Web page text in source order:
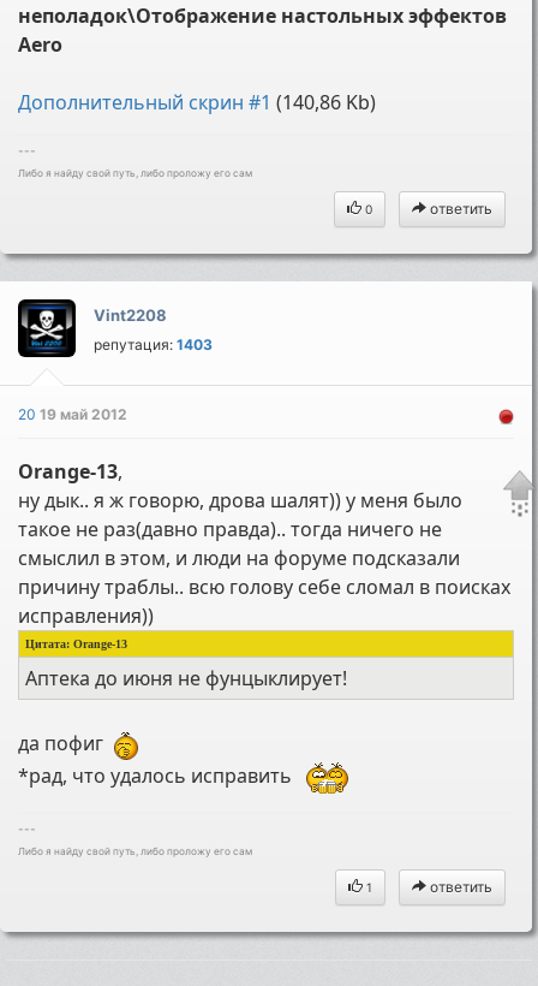
неполадок\Отображение настольных эффектов
Aero
Дополнительный скрин #1 (140,86 Kb)
---
Либо я найду свой путь, либо проложу его сам
0 ответить
Vint2208
репутация:1403
2019 май 2012
Orange-13,
ну дык.. я ж говорю, дрова шалят)) у меня было
такое не раз(давно правда).. тогда ничего не
смыслил в этом, и люди на форуме подсказали
причину траблы.. всю голову себе сломал в поисках
исправления))
Цитата: Orange-13
Аптека до июня не фунцыклирует!
да пофиг
*рад, что удалось исправить
---
Либо я найду свой путь, либо проложу его сам
1 ответить